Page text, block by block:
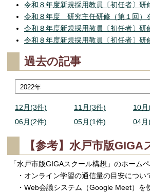
令和８年度新規採用教員〔初任者〕研
令和８年度 研究主任研修（第１回）
令和８年度新規採用教員〔初任者〕研
令和８年度新規採用教員〔初任者〕研
過去の記事
12月(3件) 11月(3件) 10
06月(2件)
05月(1件) 04月
【参考】水戸市版
「水戸市版GIGAスクール構想」のホーム
・オンライン学習の通信量の目安につい
・Web会議システム（Google Meet）を